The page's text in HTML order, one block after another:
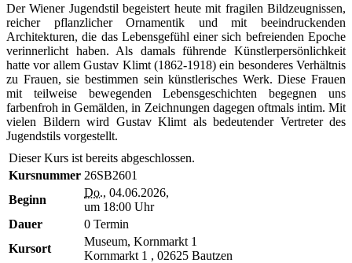
Der Wiener Jugendstil begeistert heute mit fragilen Bildzeugnissen,
reicher pflanzlicher Ornamentik und mit beeindruckenden
Architekturen, die das Lebensgefühl einer sich befreienden Epoche
verinnerlicht haben. Als damals führende Künstlerpersönlichkeit
hatte vor allem Gustav Klimt (1862-1918) ein besonderes Verhältnis
zu Frauen, sie bestimmen sein künstlerisches Werk. Diese Frauen
mit teilweise bewegenden Lebensgeschichten begegnen uns
farbenfroh in Gemälden, in Zeichnungen dagegen oftmals intim. Mit
vielen Bildern wird Gustav Klimt als bedeutender Vertreter des
Jugendstils vorgestellt.
Dieser Kurs ist bereits abgeschlossen.
Kursnummer 26SB2601
Beginn
Do., 04.06.2026,
um 18:00 Uhr
Dauer
0 Termin
Kursort
Museum, Kornmarkt 1
Kornmarkt 1 , 02625 Bautzen